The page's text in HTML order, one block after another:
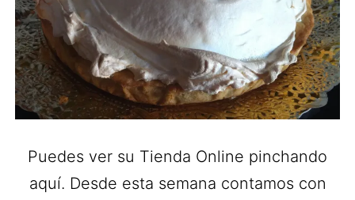
Puedes ver su Tienda Online pinchando
aquí. Desde esta semana contamos con